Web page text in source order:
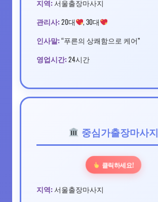
지역: 서울출장마사지
관리사: 20대 , 30대
인사말: “푸른의 상쾌함으로 케어”
영업시간: 24시간
중심가출장마사지
클릭하세요!
지역: 서울출장마사지